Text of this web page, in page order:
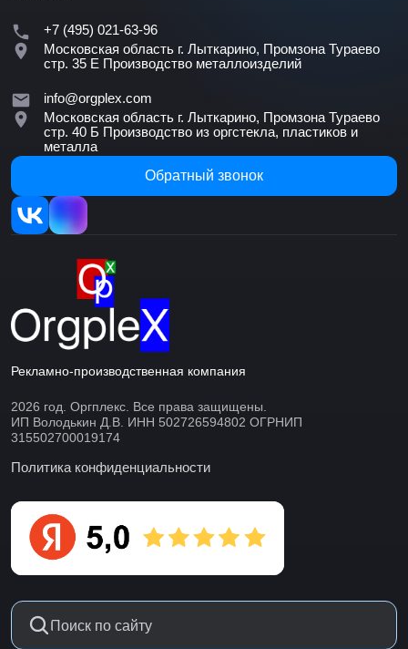
+7 (495) 021-63-96
Московская область г. Лыткарино, Промзона Тураево
стр. 35 Е Производство металлоизделий
info@orgplex.com
Московская область г. Лыткарино, Промзона Тураево
стр. 40 Б Производство из оргстекла, пластиков и
металла
Обратный звонок
Рекламно-производственная компания
2026 год. Оргплекс. Все права защищены.
ИП Володькин Д.В. ИНН 502726594802 ОГРНИП
315502700019174
Политика конфиденциальности